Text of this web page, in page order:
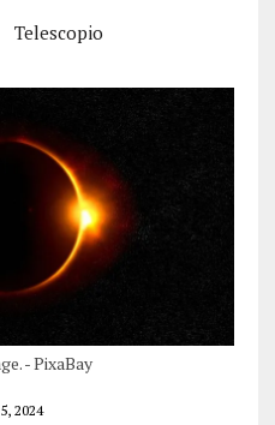
Telescopio
- PixaBay
2024